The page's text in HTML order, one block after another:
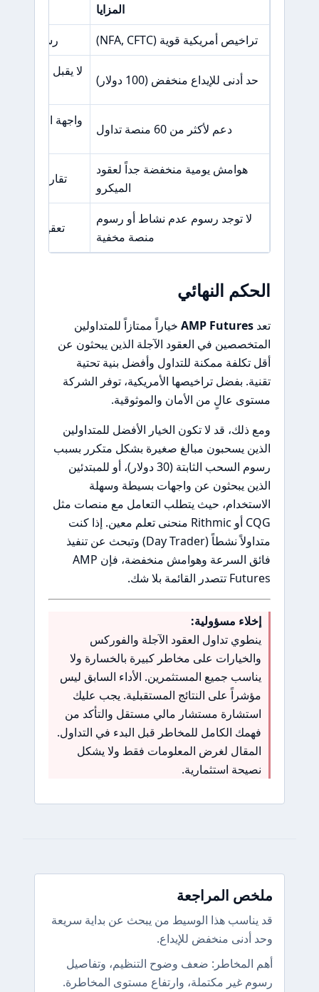
المزايا
تراخيص أمريكية قوية (NFA, CFTC)
رسوم سحب مرتفعة
حد أدنى للإيداع منخفض (100 دولار)
لا يقبل عملاء
دعم لأكثر من 60 منصة تداول
واجهة الموقع
هوامش يومية منخفضة جداً لعقود
الميكرو
تقارير عن
لا توجد رسوم عدم نشاط أو رسوم
منصة مخفية
تعقيد في
الحكم النهائي
تعدAMP Futures خياراً ممتازاً للمتداولين
المتخصصين في العقود الآجلة الذين يبحثون عن
أقل تكلفة ممكنة للتداول وأفضل بنية تحتية
تقنية. بفضل تراخيصها الأمريكية، توفر الشركة
مستوى عالٍ من الأمان والموثوقية.
ومع ذلك، قد لا تكون الخيار الأفضل للمتداولين
الذين يسحبون مبالغ صغيرة بشكل متكرر بسبب
رسوم السحب الثابتة (30 دولار)، أو للمبتدئين
الذين يبحثون عن واجهات بسيطة وسهلة
الاستخدام، حيث يتطلب التعامل مع منصات مثل
CQG أو Rithmic منحنى تعلم معين. إذا كنت
متداولاً نشطاً (Day Trader) وتبحث عن تنفيذ
فائق السرعة وهوامش منخفضة، فإن AMP
Futures تتصدر القائمة بلا شك.
إخلاء مسؤولية:
ينطوي تداول العقود الآجلة والفوركس
والخيارات على مخاطر كبيرة بالخسارة ولا
يناسب جميع المستثمرين. الأداء السابق ليس
مؤشراً على النتائج المستقبلية. يجب عليك
استشارة مستشار مالي مستقل والتأكد من
فهمك الكامل للمخاطر قبل البدء في التداول.
المقال لغرض المعلومات فقط ولا يشكل
نصيحة استثمارية.
ملخص المراجعة
قد يناسب هذا الوسيط من يبحث عن بداية سريعة
وحد أدنى منخفض للإيداع.
أهم المخاطر: ضعف وضوح التنظيم، وتفاصيل
رسوم غير مكتملة، وارتفاع مستوى المخاطرة.